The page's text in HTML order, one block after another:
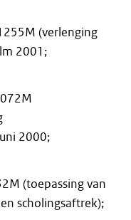
(verlenging
2001;
2000;
(toepassing van
scholingsaftrek);